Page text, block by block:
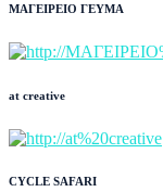
ΜΑΓΕΙΡΕΙΟ ΓΕΥΜΑ
at creative
CYCLE SAFARI